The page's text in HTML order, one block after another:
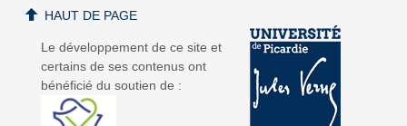
Le développement de ce site et
certains de ses contenus ont
bénéficié du soutien de :
HAUT DE PAGE